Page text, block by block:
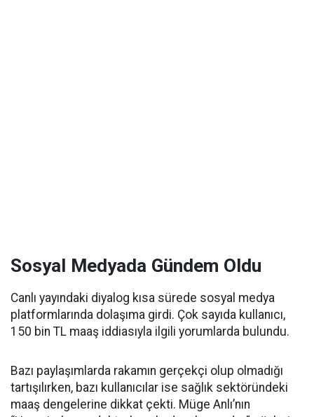
Sosyal Medyada Gündem Oldu
Canlı yayındaki diyalog kısa sürede sosyal medya
platformlarında dolaşıma girdi. Çok sayıda kullanıcı,
150 bin TL maaş iddiasıyla ilgili yorumlarda bulundu.
Bazı paylaşımlarda rakamın gerçekçi olup olmadığı
tartışılırken, bazı kullanıcılar ise sağlık sektöründeki
maaş dengelerine dikkat çekti. Müge Anlı’nın